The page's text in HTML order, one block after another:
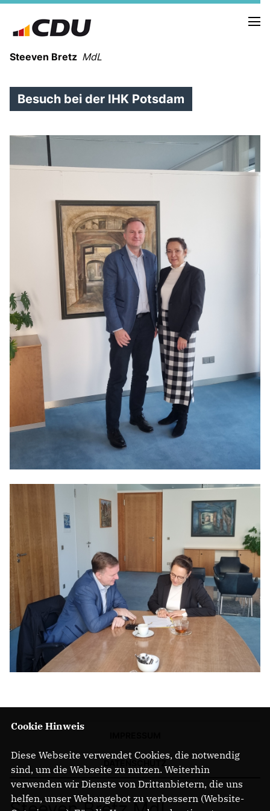
Steeven Bretz MdL
WAHLKREISBESUCHE
MEIN WAHLKREIS
ZIELE
Redebeiträge
Anträge CDU
Kleine Anfragen
CDU Deutschland
CDU Fraktion im Brandenburger Landtag
CDU Brandenburg
CDU Potsdam
Besuch bei der IHK Potsdam
Cookie Hinweis
Diese Webseite verwendet Cookies, die notwendig
sind, um die Webseite zu nutzen. Weiterhin
verwenden wir Dienste von Drittanbietern, die uns
helfen, unser Webangebot zu verbessern (Website-